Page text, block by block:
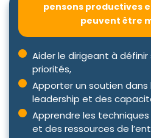
pensons productives
peuvent être
Aider le dirigeant à
priorités,
Apporter un soutien
leadership et des
Apprendre les
et des ressources de